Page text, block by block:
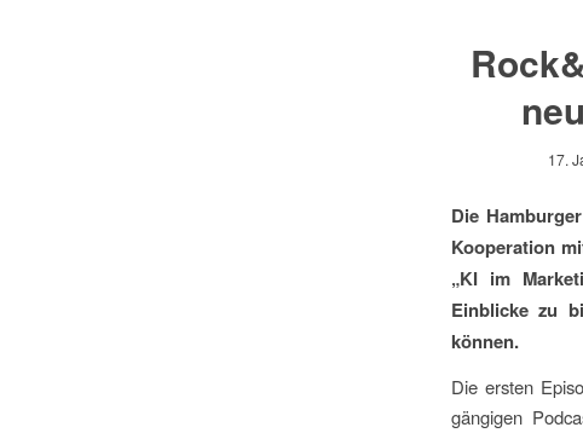
17.
Die
Kooperation
„KI im
Einblicke zu
können.
Die ersten
gängigen